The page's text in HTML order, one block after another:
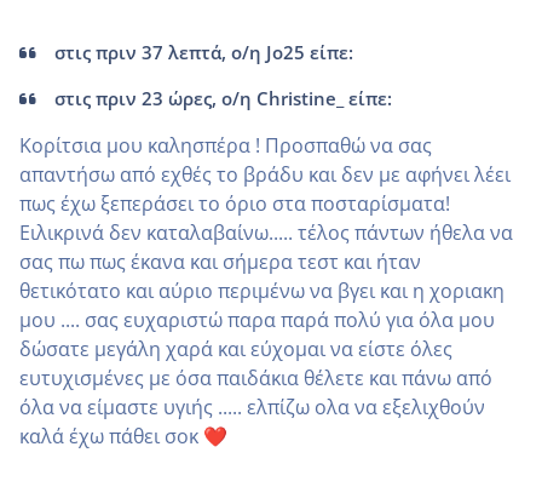
στις πριν 37 λεπτά, ο/η Jo25 είπε:
στις πριν 23 ώρες, ο/η Christine_ είπε:
Κορίτσια μου καλησπέρα ! Προσπαθώ να σας
απαντήσω από εχθές το βράδυ και δεν με αφήνει λέει
πως έχω ξεπεράσει το όριο στα ποσταρίσματα!
Ειλικρινά δεν καταλαβαίνω..... τέλος πάντων ήθελα να
σας πω πως έκανα και σήμερα τεστ και ήταν
θετικότατο και αύριο περιμένω να βγει και η χοριακη
μου .... σας ευχαριστώ παρα παρά πολύ για όλα μου
δώσατε μεγάλη χαρά και εύχομαι να είστε όλες
ευτυχισμένες με όσα παιδάκια θέλετε και πάνω από
όλα να είμαστε υγιής ..... ελπίζω ολα να εξελιχθούν
καλά έχω πάθει σοκ ❤️